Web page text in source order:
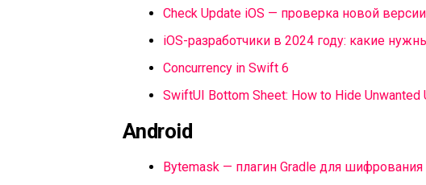
Check Update iOS — проверка новой
iOS-разработчики в 2024 году: какие
Concurrency in Swift 6
SwiftUI Bottom Sheet: How to Hide Unwanted
Android
Bytemask — плагин Gradle для шифрования